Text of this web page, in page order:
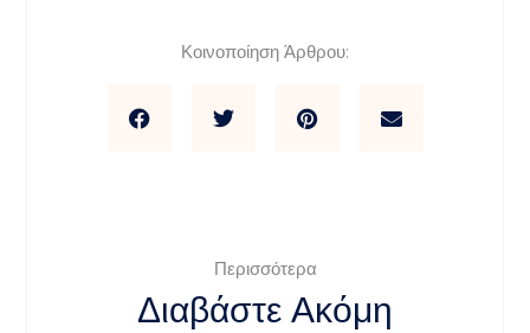
Κοινοποίηση Άρθρου:
Περισσότερα
Διαβάστε Ακόμη